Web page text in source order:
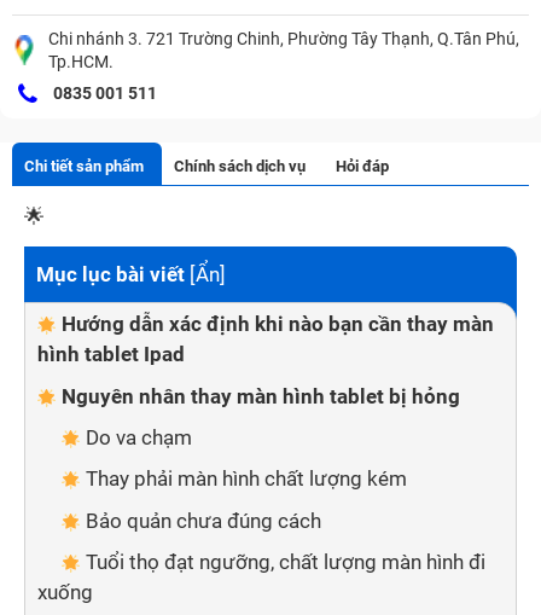
Chi nhánh 3. 721 Trường Chinh, Phường Tây Thạnh, Q.Tân Phú,
Tp.HCM.
0835 001 511
Chi tiết sản phẩm Chính sách dịch vụ Hỏi đáp
🌟
Mục lục bài viết [Ẩn]
Hướng dẫn xác định khi nào bạn cần thay màn
hình tablet Ipad
Nguyên nhân thay màn hình tablet bị hỏng
Do va chạm
Thay phải màn hình chất lượng kém
Bảo quản chưa đúng cách
Tuổi thọ đạt ngưỡng, chất lượng màn hình đi
xuống